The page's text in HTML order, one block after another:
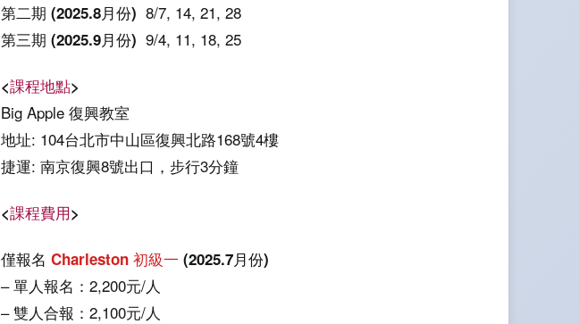
第二期 (2025.8月份) 8/7, 14, 21, 28
第三期 (2025.9月份) 9/4, 11, 18, 25
<課程地點>
Big Apple 復興教室
地址: 104台北市中山區復興北路168號4樓
捷運: 南京復興8號出口，步行3分鐘
<課程費用>
僅報名 Charleston 初級一 (2025.7月份)
– 單人報名：2,200元/人
– 雙人合報：2,100元/人